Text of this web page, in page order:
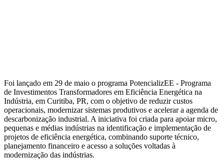
Foi lançado em 29 de maio o programa PotencializEE - Programa
de Investimentos Transformadores em Eficiência Energética na
Indústria, em Curitiba, PR, com o objetivo de reduzir custos
operacionais, modernizar sistemas produtivos e acelerar a agenda de
descarbonização industrial. A iniciativa foi criada para apoiar micro,
pequenas e médias indústrias na identificação e implementação de
projetos de eficiência energética, combinando suporte técnico,
planejamento financeiro e acesso a soluções voltadas à
modernização das indústrias.